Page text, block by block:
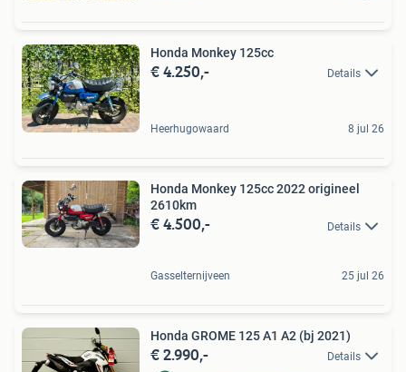
Honda Monkey 125cc
€ 4.250,- Details
Heerhugowaard 8 jul 26
Honda Monkey 125cc 2022 origineel
2610km
€ 4.500,- Details
Gasselternijveen 25 jul 26
Honda GROME 125 A1 A2 (bj 2021)
€ 2.990,- Details